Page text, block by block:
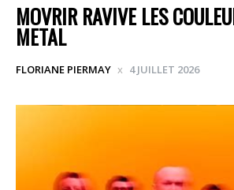
MOVRIR RAVIVE LES
METAL
FLORIANE PIERMAY 4 JUILLET 2026